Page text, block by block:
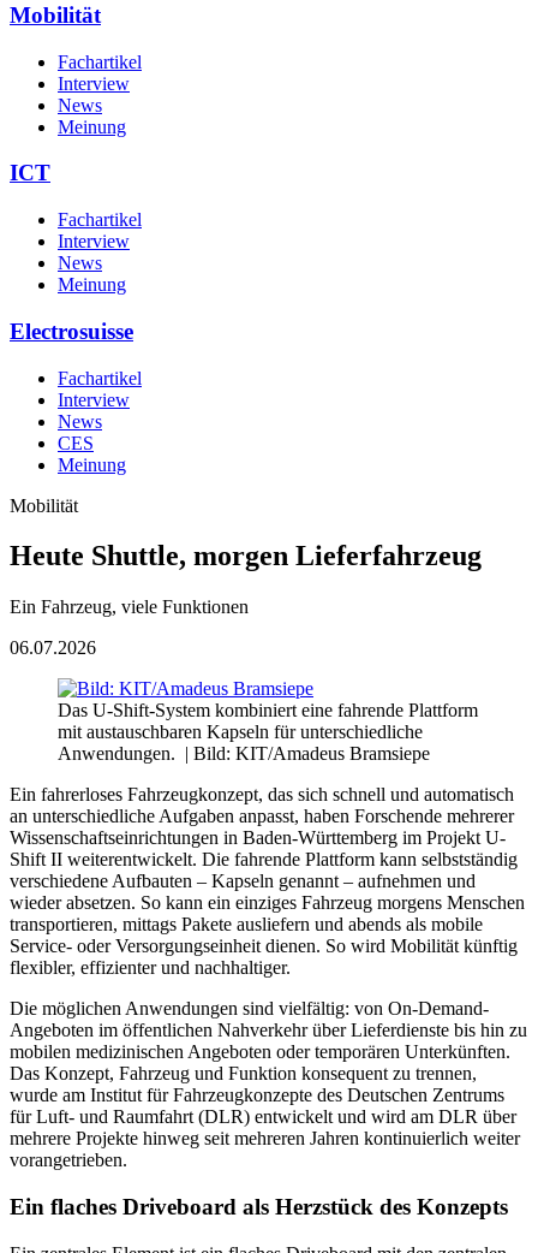
Mobilität
Fachartikel
Interview
News
Meinung
ICT
Fachartikel
Interview
News
Meinung
Electrosuisse
Fachartikel
Interview
News
CES
Meinung
Mobilität
Heute Shuttle, morgen Lieferfahrzeug
Ein Fahrzeug, viele Funktionen
06.07.2026
Das U-Shift-System kombiniert eine fahrende Plattform
mit austauschbaren Kapseln für unterschiedliche
Anwendungen. | Bild: KIT/Amadeus Bramsiepe
Ein fahrerloses Fahrzeugkonzept, das sich schnell und automatisch
an unterschiedliche Aufgaben anpasst, haben Forschende mehrerer
Wissenschaftseinrichtungen in Baden-Württemberg im Projekt U-
Shift II weiterentwickelt. Die fahrende Plattform kann selbstständig
verschiedene Aufbauten – Kapseln genannt – aufnehmen und
wieder absetzen. So kann ein einziges Fahrzeug morgens Menschen
transportieren, mittags Pakete ausliefern und abends als mobile
Service- oder Versorgungseinheit dienen. So wird Mobilität künftig
flexibler, effizienter und nachhaltiger.
Die möglichen Anwendungen sind vielfältig: von On-Demand-
Angeboten im öffentlichen Nahverkehr über Lieferdienste bis hin zu
mobilen medizinischen Angeboten oder temporären Unterkünften.
Das Konzept, Fahrzeug und Funktion konsequent zu trennen,
wurde am Institut für Fahrzeugkonzepte des Deutschen Zentrums
für Luft- und Raumfahrt (DLR) entwickelt und wird am DLR über
mehrere Projekte hinweg seit mehreren Jahren kontinuierlich weiter
vorangetrieben.
Ein flaches Driveboard als Herzstück des Konzepts